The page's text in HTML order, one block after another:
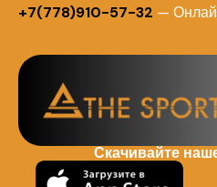
+7(778)910-57-32 —
Скачивайте